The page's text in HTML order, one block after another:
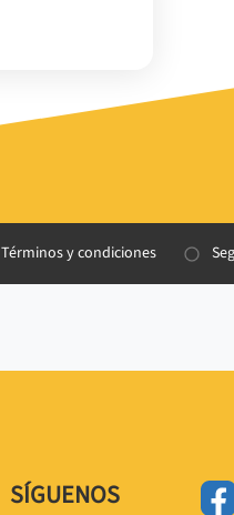
Términos y condiciones
SÍGUENOS